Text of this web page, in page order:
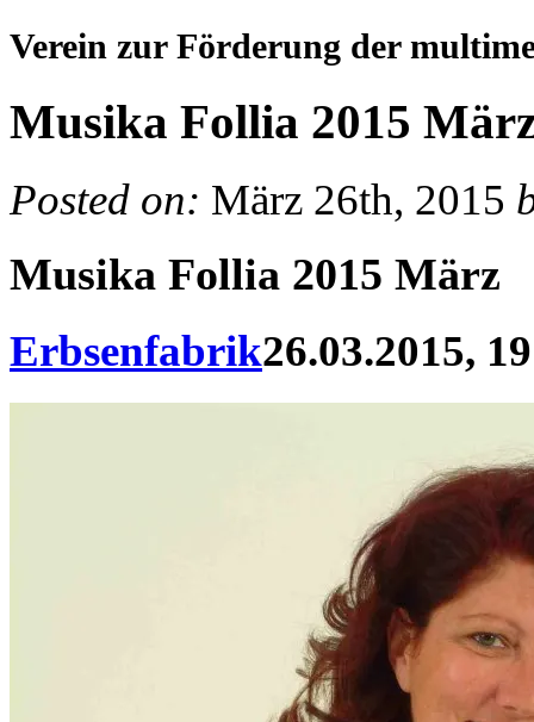
Verein zur Förderung der
Musika Follia 2015
Posted on: März 26th, 2015
Musika Follia 2015 März
Erbsenfabrik26.03.2015,